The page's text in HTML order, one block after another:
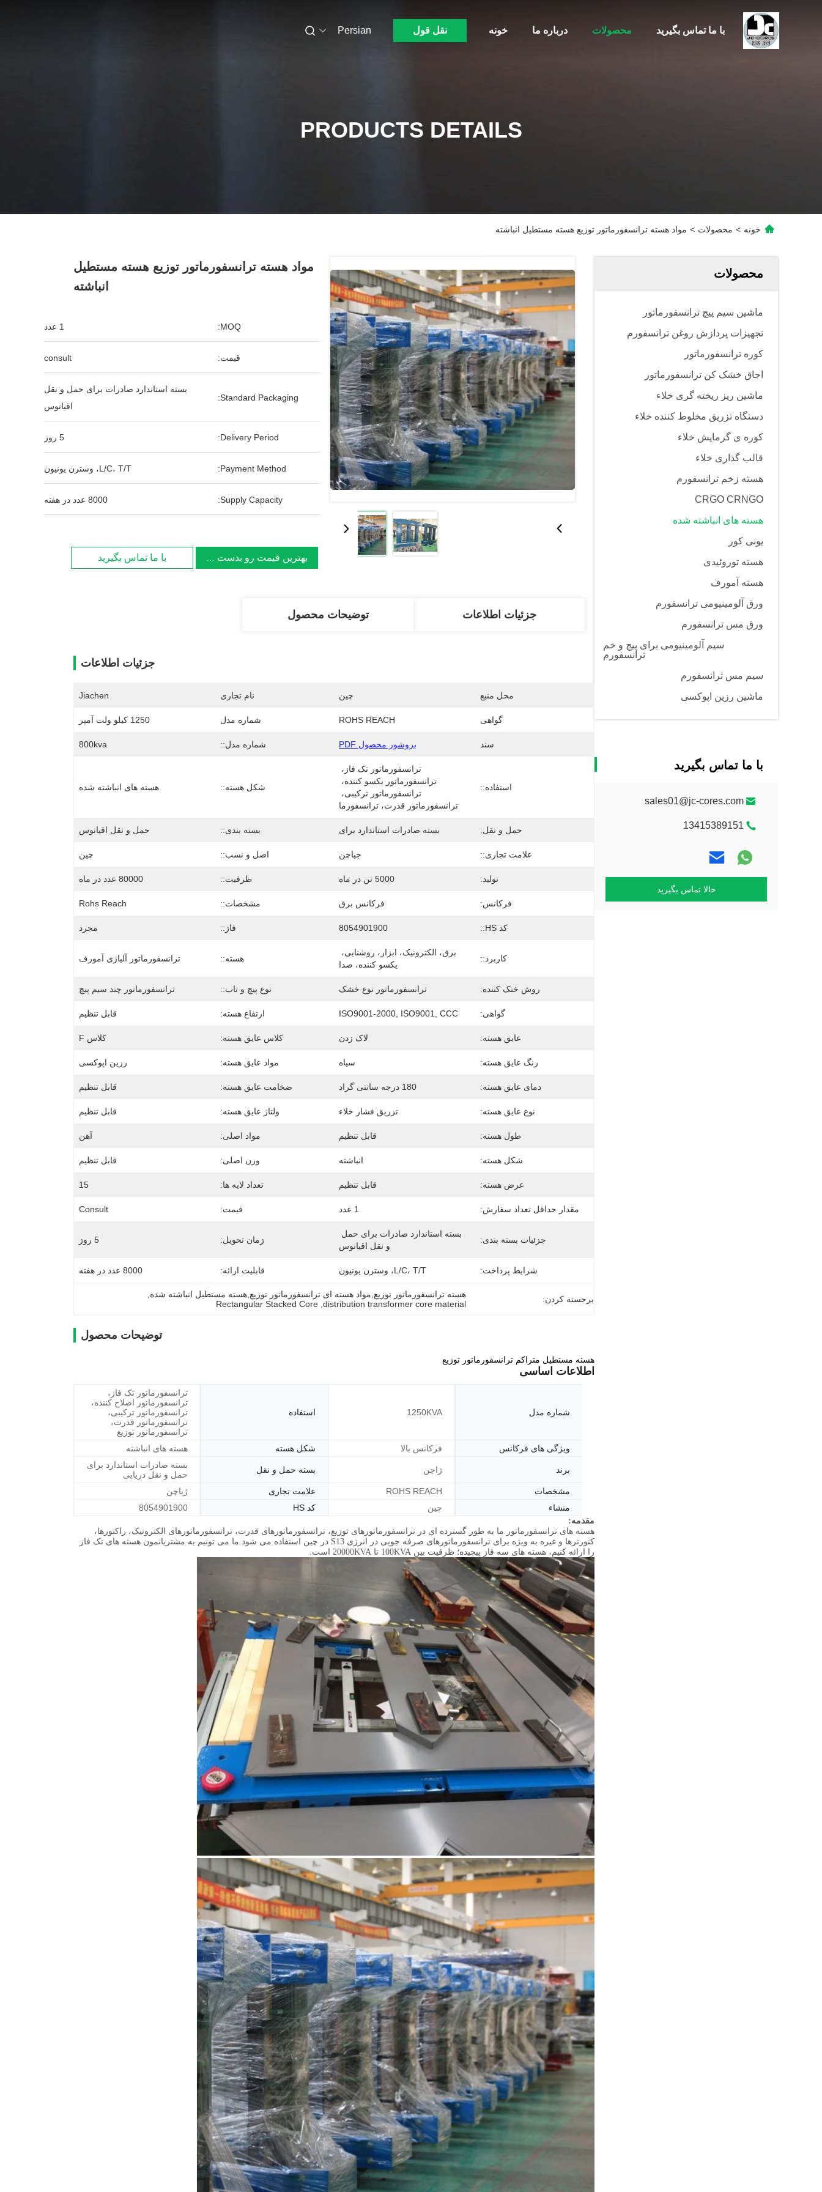
خونه درباره ما محصولات با ما تماس بگیرید نقل قول Persian
PRODUCTS DETAILS
خونه > محصولات > مواد هسته ترانسفورماتور توزیع هسته مستطیل انباشته
محصولات
ماشین سیم پیچ ترانسفورماتور
تجهیزات پردازش روغن ترانسفورم
کوره ترانسفورماتور
اجاق خشک کن ترانسفورماتور
ماشین ریز ریخته گری خلاء
دستگاه تزریق مخلوط کننده خلاء
کوره ی گرمایش خلاء
قالب گذاری خلاء
هسته زخم ترانسفورم
CRGO CRNGO
هسته های انباشته شده
یونی کور
هسته توروئیدی
هسته آمورف
ورق آلومینیومی ترانسفورم
ورق مس ترانسفورم
سیم آلومینیومی برای پیچ و خم
ترانسفورم
سیم مس ترانسفورم
ماشین رزین اپوکسی
با ما تماس بگیرید
sales01@jc-cores.com
13415389151
حالا تماس بگیرید
مواد هسته ترانسفورماتور توزیع هسته مستطیل
انباشته
MOQ: 1 عدد
قیمت: consult
Standard Packaging:
بسته استاندارد صادرات برای حمل و نقل
اقیانوس
Delivery Period: 5 روز
Payment Method: L/C، T/T، وسترن یونیون
Supply Capacity: 8000 عدد در هفته
بهترین قیمت رو بدست بیار با ما تماس بگیرید
جزئیات اطلاعات توضیحات محصول
جزئیات اطلاعات
محل منبع چین نام تجاری Jiachen
گواهی ROHS REACH شماره مدل 1250 کیلو ولت آمپر
سند بروشور محصول PDF شماره مدل:: 800kva
استفاده::
ترانسفورماتور قدرت، ترانسفورما
شکل هسته:: هسته های انباشته شده
حمل و نقل: بسته صادرات استاندارد برای بسته بندی:: حمل و نقل اقیانوس
علامت تجاری:: جیاچن اصل و نسب:: چین
تولید: 5000 تن در ماه ظرفیت:: 80000 عدد در ماه
فرکانس: فرکانس برق مشخصات:: Rohs Reach
کد HS:: 8054901900 فاز:: مجرد
کاربرد::
یکسو کننده، صدا
هسته:: ترانسفورماتور آلیاژی آمورف
روش خنک کننده: ترانسفورماتور نوع خشک نوع پیچ و تاب:: ترانسفورماتور چند سیم پیچ
گواهی: ISO9001-2000, ISO9001, CCC ارتفاع هسته: قابل تنظیم
عایق هسته: لاک زدن کلاس عایق هسته: کلاس F
رنگ عایق هسته: سیاه مواد عایق هسته: رزین اپوکسی
دمای عایق هسته: 180 درجه سانتی گراد ضخامت عایق هسته: قابل تنظیم
نوع عایق هسته: تزریق فشار خلاء ولتاژ عایق هسته: قابل تنظیم
طول هسته: قابل تنظیم مواد اصلی: آهن
شکل هسته: انباشته وزن اصلی: قابل تنظیم
عرض هسته: قابل تنظیم تعداد لایه ها: 15
مقدار حداقل تعداد سفارش: 1 عدد قیمت: Consult
جزئیات بسته بندی:
و نقل اقیانوس
زمان تحویل: 5 روز
شرایط پرداخت: L/C، T/T، وسترن یونیون قابلیت ارائه: 8000 عدد در هفته
برجسته کردن: هسته ترانسفورماتور توزیع,مواد هسته ای ترانسفورماتور توزیع,هسته مستطیل انباشته شده
distribution transformer core material
,
Rectangular Stacked Core
توضیحات محصول
هسته مستطیل متراکم ترانسفورماتور توزیع
اطلاعات اساسی
شماره مدل 1250KVA استفاده
ترانسفورماتور تک فاز،
ترانسفورماتور اصلاح کننده،
ترانسفورماتور ترکیبی،
ترانسفورماتور قدرت،
ترانسفورماتور توزیع
ویژگی های فرکانس
فرکانس بالا شکل هسته هسته های انباشته
برند ژاچن بسته حمل و نقل
بسته صادرات استاندارد برای
حمل و نقل دریایی
مشخصات
ROHS REACH علامت تجاری
ژیاچن
منشاء
چین کد HS 8054901900
مقدمه:
هسته های ترانسفورماتور ما به طور گسترده ای در ترانسفورماتورهای توزیع، ترانسفورماتورهای قدرت، ترانسفورماتورهای الکترونیک، راکتورها،
کنورترها و غیره به ویژه برای ترانسفورماتورهای صرفه جویی در انرژی S13 در چین استفاده می شود.ما می تونیم به مشتریانمون هسته های تک فاز
را ارائه کنیم، هسته های سه فاز پیچیده؛ ظرفیت بین 100KVA تا 20000KVA است.